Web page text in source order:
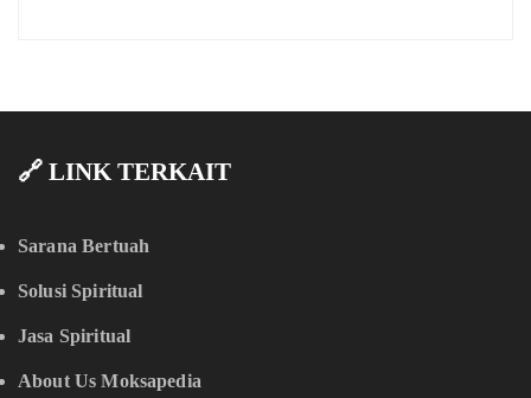
🔗 LINK TERKAIT
Sarana Bertuah
Solusi Spiritual
Jasa Spiritual
About Us Moksapedia